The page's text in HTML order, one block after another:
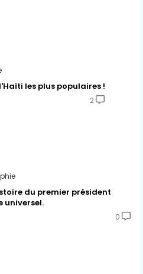
les plus populaires !
2
du premier président
universel.
0